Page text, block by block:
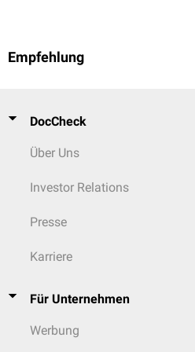
Empfehlung
DocCheck
Über Uns
Investor Relations
Presse
Karriere
Für Unternehmen
Werbung